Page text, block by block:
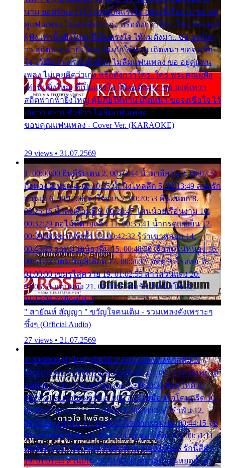
นาม ยอดรักเอาไว้ โปรดเป็นแรงใจ อย่างนี้เรื่อยไป ขอ อยู่
คู่แฟนเพลง ไม่เคยคิดว่าเก่ง หรือดังกว่าใคร..ใคร พระคุณ
ผู้ฟัง เท่านั้นยิ่งใหญ่ ที่เป็นแรงใจ ให้ผมดังมา.. ขอ องค์เท
วา สถิตฟากฟ้ายิ่งใหญ่ คุ้มภัยให้ท่าน เถิดหนา ขอจงเชื่อ
ใจ ไว้เถิดว่า ตราบชั่วชีวา ไม่ลืมแฟนเพลง ขอ อยู่คู่แฟน
เพลง ไม่เคยคิดว่าเก่ง หรือดังกว่าใคร..ใคร พระคุณผู้ฟัง
เท่านั้นยิ่งใหญ่ ที่เป็นแรงใจ ให้ผมดังมา.. ขอ องค์เทวา
สถิตฟากฟ้ายิ่งใหญ่ คุ้มภัยให้ท่าน เถิดหนา ขอจงเชื่อใจ ไว้
เถิดว่า ตราบชั่วชีวา ไม่ลืมแฟนเพลง
ขอบคุณแฟนเพลง - Cover Ver. (KARAOKE)
29 views • 31.07.2569
1. 00:00:00 ยินดีรับเดน 2. 00:03:44 น้ำตาอีสาน 3. 00:07:51
กิ่งทองใบหยก 4. 00:10:35 น้ำนิ่งไหลลึก 5. 00:13:49 ลานรัก
ลานเท 6. 00:17:06 จำใจจาก 7. 00:20:53 คืนฝนตก 8.
00:25:16 น้ำลงเดือนยี่ 9. 00:28:47 โสนน้อยเรือนงาม 10.
00:32:29 ตอไม้ที่ตายแล้ว 11. 00:35:41 น้ำกรดแช่เย็น 12.
00:39:08 อยากฟังซ้ำ 13. 00:42:32 รู้ว่าเขาหลอก 14.
00:45:25 รอหน่อยน้องติ๋ม 15. 00:48:56 เรือล่มในหนอง 16.
00:51:43 บัตรเชิญสีเลือด 17. 00:56:07 อดีตรักโรงทอ 18.
01:00:00 เขมรไล่ควาย 19. 01:02:55 สาวสวนแตง 20.
01:05:51 แอบมอง 21. 01:09:27 พบรักปากน้ำโพ 22.
01:13:06 สายัณห์เมา
" สายัณห์ สัญญา " ขวัญใจคนเดิม - รวมเพลงดังเพราะๆ
ซึ้งๆ (Official Audio)
27 views • 21.07.2569
1. 00:00:00 ทำไมทำฉันได้ 2. 00:03:20 นางฟ้าสลัม 3.
00:06:50 คน 4. 00:10:36 บุญเหลือเกิน 5. 00:13:58 ฝนหยาด
สุดท้าย 6. 00:17:30 ยาใจยาจก 7. 00:20:30 คิดดูให้ดี 8.
00:24:21 ลบรอยแผลรัก 9. 00:27:35 เหมือนใจโดนกรีด 10.
00:30:54 ขบวนการเปาเปียว 11. 00:34:05 คำรำพัน 12.
00:37:20 ปาหนัน 13. 00:40:37 ใจเจ้ากรรม 14. 00:44:15 จูบ
ฉันแล้วจงตายเสีย 15. 00:47:24 ขอสูมาเต๊อะ 16. 00:51:11
คนใจมาร 17. 00:54:50 คืนทรมาน 18. 00:58:25 รักนี้สีดำ
19. 01:01:44 ส่วนเกิน 20. 01:05:42 หยาดน้ำฝนหยดน้ำตา